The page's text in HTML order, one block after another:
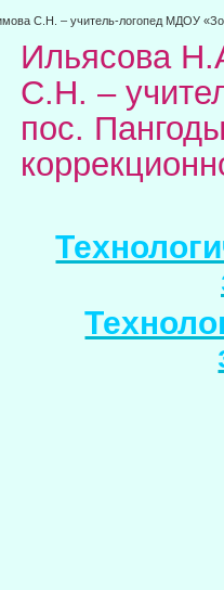
С.Н. – учитель-логопед МДОУ
Ильясова
С.Н. –
пос.